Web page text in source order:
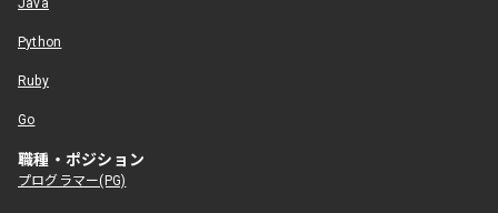
Java
Python
Ruby
Go
職種・ポジション
プログラマー(PG)